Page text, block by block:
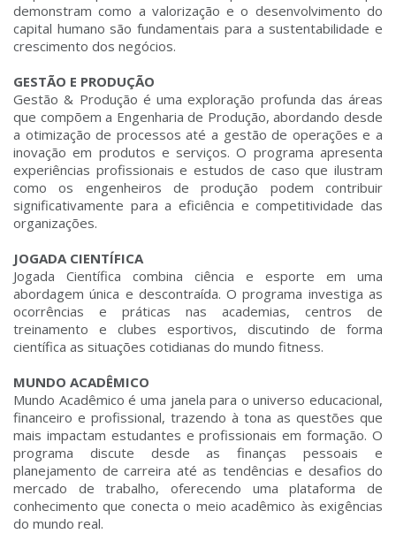
demonstram como a valorização e o desenvolvimento do
capital humano são fundamentais para a sustentabilidade e
crescimento dos negócios.
GESTÃO E PRODUÇÃO
Gestão & Produção é uma exploração profunda das áreas
que compõem a Engenharia de Produção, abordando desde
a otimização de processos até a gestão de operações e a
inovação em produtos e serviços. O programa apresenta
experiências profissionais e estudos de caso que ilustram
como os engenheiros de produção podem contribuir
significativamente para a eficiência e competitividade das
organizações.
JOGADA CIENTÍFICA
Jogada Científica combina ciência e esporte em uma
abordagem única e descontraída. O programa investiga as
ocorrências e práticas nas academias, centros de
treinamento e clubes esportivos, discutindo de forma
científica as situações cotidianas do mundo fitness.
MUNDO ACADÊMICO
Mundo Acadêmico é uma janela para o universo educacional,
financeiro e profissional, trazendo à tona as questões que
mais impactam estudantes e profissionais em formação. O
programa discute desde as finanças pessoais e
planejamento de carreira até as tendências e desafios do
mercado de trabalho, oferecendo uma plataforma de
conhecimento que conecta o meio acadêmico às exigências
do mundo real.